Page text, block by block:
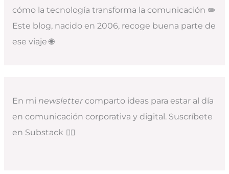
cómo la tecnología transforma la comunicación ✏️
Este blog, nacido en 2006, recoge buena parte de
ese viaje 🌐
En mi newslettercomparto ideas para estar al día
en comunicación corporativa y digital. Suscríbete
en Substack 👇🏻